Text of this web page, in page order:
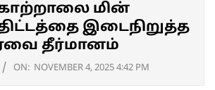
மின்
இடைநிறுத்த
தீர்மானம்
ON: NOVEMBER 4, 2025 4:42 PM